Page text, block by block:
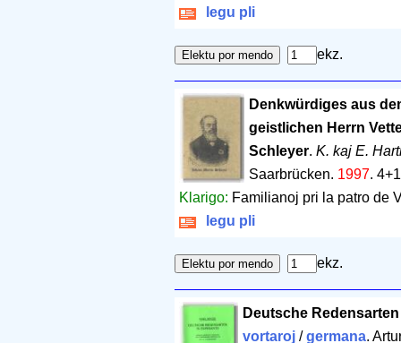
legu pli
ekz.
Denkwürdiges aus
geistlichen Herrn
Schleyer. K. kaj E.
Saarbrücken. 1997.
Klarigo: Familianoj pri la patro de
legu pli
ekz.
Deutsche
vortaroj /germana.